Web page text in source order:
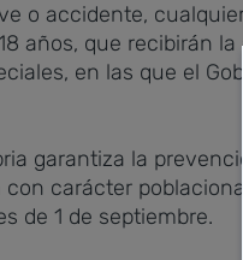
o accidente,
años, que recibirán
en las que el
garantiza la
con carácter
de 1 de septiembre.